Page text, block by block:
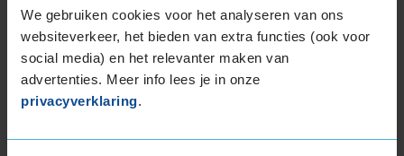
We gebruiken cookies voor het analyseren van ons
websiteverkeer, het bieden van extra functies (ook voor
social media) en het relevanter maken van
advertenties. Meer info lees je in onze
privacyverklaring.
245/45R18 100Y EXTRALOAD
19-inch banden
225/40R19 93W EXTRALOAD
235/35R19 91Y EXTRALOAD
235/35R19 91Y EXTRALOAD